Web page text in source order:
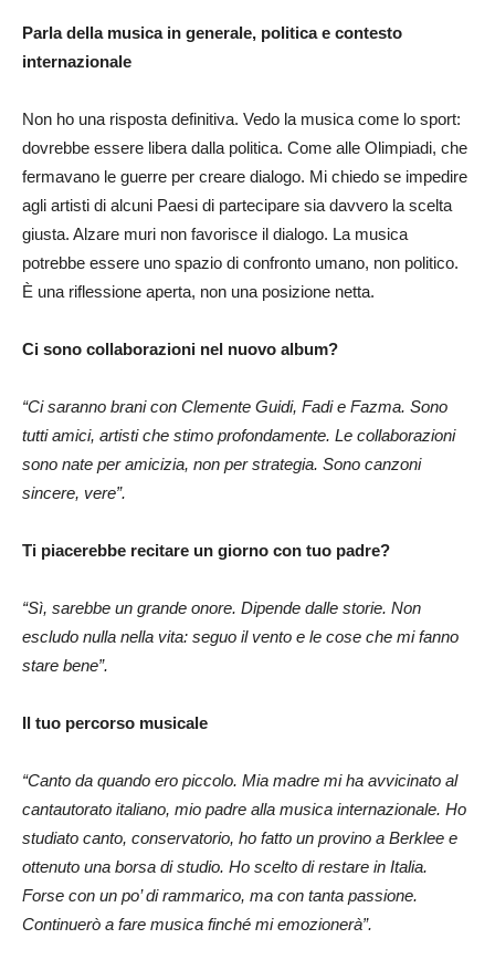
Parla della musica in generale, politica e contesto
internazionale
Non ho una risposta definitiva. Vedo la musica come lo sport:
dovrebbe essere libera dalla politica. Come alle Olimpiadi, che
fermavano le guerre per creare dialogo. Mi chiedo se impedire
agli artisti di alcuni Paesi di partecipare sia davvero la scelta
giusta. Alzare muri non favorisce il dialogo. La musica
potrebbe essere uno spazio di confronto umano, non politico.
È una riflessione aperta, non una posizione netta.
Ci sono collaborazioni nel nuovo album?
“Ci saranno brani con Clemente Guidi, Fadi e Fazma. Sono
tutti amici, artisti che stimo profondamente. Le collaborazioni
sono nate per amicizia, non per strategia. Sono canzoni
sincere, vere”.
Ti piacerebbe recitare un giorno con tuo padre?
“Sì, sarebbe un grande onore. Dipende dalle storie. Non
escludo nulla nella vita: seguo il vento e le cose che mi fanno
stare bene”.
Il tuo percorso musicale
“Canto da quando ero piccolo. Mia madre mi ha avvicinato al
cantautorato italiano, mio padre alla musica internazionale. Ho
studiato canto, conservatorio, ho fatto un provino a Berklee e
ottenuto una borsa di studio. Ho scelto di restare in Italia.
Forse con un po’ di rammarico, ma con tanta passione.
Continuerò a fare musica finché mi emozionerà”.